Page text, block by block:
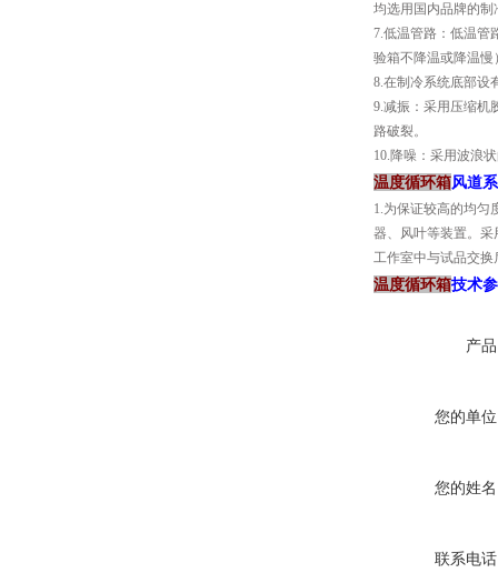
均选用国内品牌的制
7.低温管路：低温管
验箱不降温或降温慢
8.在制冷系统底部设
9.减振：采用压缩机
路破裂。
10.降噪：采用波浪
温度循环箱风道
1.为保证较高的均匀
器、风叶等装置。
工作室中与试品交
温度循环箱技术
产
您的单
您的姓
联系电